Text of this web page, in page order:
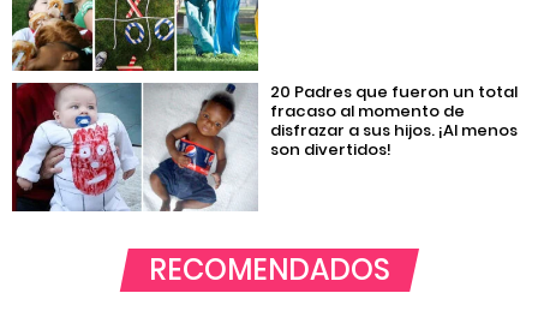
20 Padres que fueron un total
fracaso al momento de
disfrazar a sus hijos. ¡Al menos
son divertidos!
RECOMENDADOS